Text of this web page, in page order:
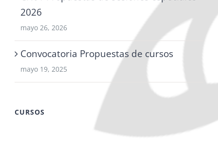
2026
mayo 26, 2026
Convocatoria Propuestas de cursos
mayo 19, 2025
CURSOS